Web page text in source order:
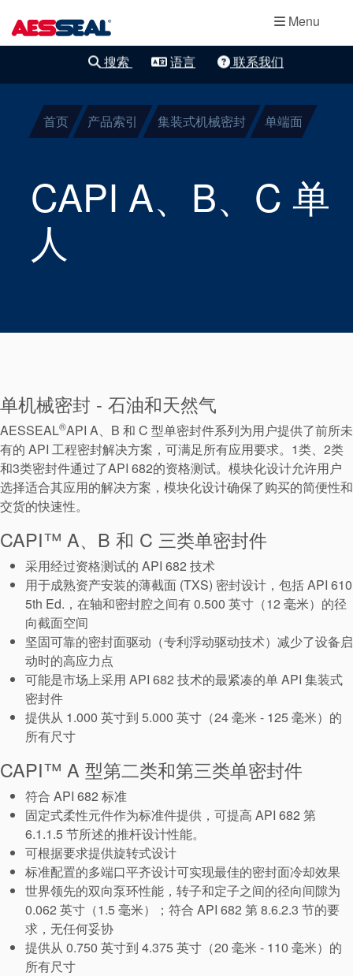
Menu
轴承保护器
集装式机械密
封
两部件密封
干气密封
认证和标准
联系我们
搜索 语言 联系我们
首页 产品索引 集装式机械密封 单端面
CAPI A、B、C 单
人
单机械密封 - 石油和天然气
AESSEAL®API A、B 和 C 型单密封件系列为用户提供了前所未
有的 API 工程密封解决方案，可满足所有应用要求。1类、2类
和3类密封件通过了API 682的资格测试。模块化设计允许用户
选择适合其应用的解决方案，模块化设计确保了购买的简便性和
交货的快速性。
CAPI™ A、B 和 C 三类单密封件
采用经过资格测试的 API 682 技术
用于成熟资产安装的薄截面 (TXS) 密封设计，包括 API 610
5th Ed.，在轴和密封腔之间有 0.500 英寸（12 毫米）的径
向截面空间
坚固可靠的密封面驱动（专利浮动驱动技术）减少了设备启
动时的高应力点
可能是市场上采用 API 682 技术的最紧凑的单 API 集装式
密封件
提供从 1.000 英寸到 5.000 英寸（24 毫米 - 125 毫米）的
所有尺寸
CAPI™ A 型第二类和第三类单密封件
符合 API 682 标准
固定式柔性元件作为标准件提供，可提高 API 682 第
6.1.1.5 节所述的推杆设计性能。
可根据要求提供旋转式设计
标准配置的多端口平齐设计可实现最佳的密封面冷却效果
世界领先的双向泵环性能，转子和定子之间的径向间隙为
0.062 英寸（1.5 毫米）；符合 API 682 第 8.6.2.3 节的要
求，无任何妥协
提供从 0.750 英寸到 4.375 英寸（20 毫米 - 110 毫米）的
所有尺寸